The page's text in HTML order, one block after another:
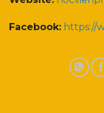
Facebook: https://